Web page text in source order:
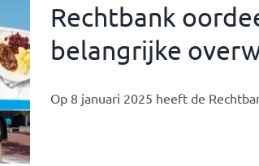
Rechtbank
belangrijke
Op 8 januari 2025 heeft de